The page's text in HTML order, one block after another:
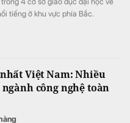
tiếng ở khu vực phía Bắc.
Việt Nam: Nhiều
công nghệ toàn